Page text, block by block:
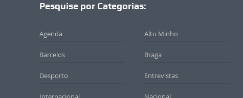
Pesquise por Categorias:
Agenda Alto Minho
Barcelos Braga
Desporto Entrevistas